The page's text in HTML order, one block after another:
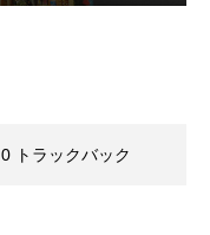
0 トラックバック